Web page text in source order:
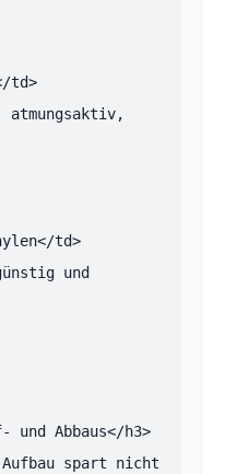
und Abbaus</h3>
spart nicht